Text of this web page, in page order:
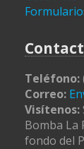
Teléfono:
Correo:
Visítenos:
Bomba La
fondo del